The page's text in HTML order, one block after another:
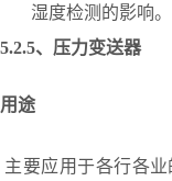
湿度检测的影响。
5.2.5、 压力变送器
用途
主要应用于各行各